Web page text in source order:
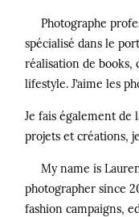
Photographe
spécialisé dans le
réalisation de books,
lifestyle. J’aime les
Je fais également de
projets et créations,
My name is
photographer since
fashion campaigns,
©2026